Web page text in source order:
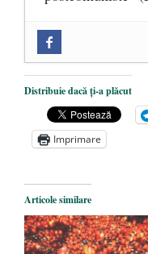
Târziu cere
European și
achizițiile la
Dragi prieteni
România nu
protejeze
Distribuie dacă ți-a plăcut
Imprimare
Articole similare